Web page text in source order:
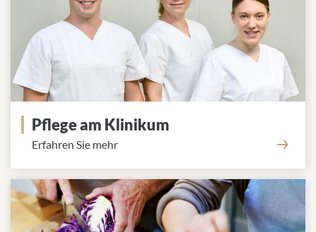
Pflege am Klinikum
Erfahren Sie mehr